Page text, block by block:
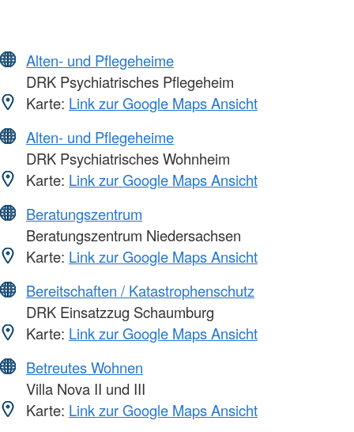
Alten- und Pflegeheime
DRK Psychiatrisches Pflegeheim
Karte: Link zur Google Maps Ansicht
Alten- und Pflegeheime
DRK Psychiatrisches Wohnheim
Karte: Link zur Google Maps Ansicht
Beratungszentrum
Beratungszentrum Niedersachsen
Karte: Link zur Google Maps Ansicht
Bereitschaften / Katastrophenschutz
DRK Einsatzzug Schaumburg
Karte: Link zur Google Maps Ansicht
Betreutes Wohnen
Villa Nova II und III
Karte: Link zur Google Maps Ansicht